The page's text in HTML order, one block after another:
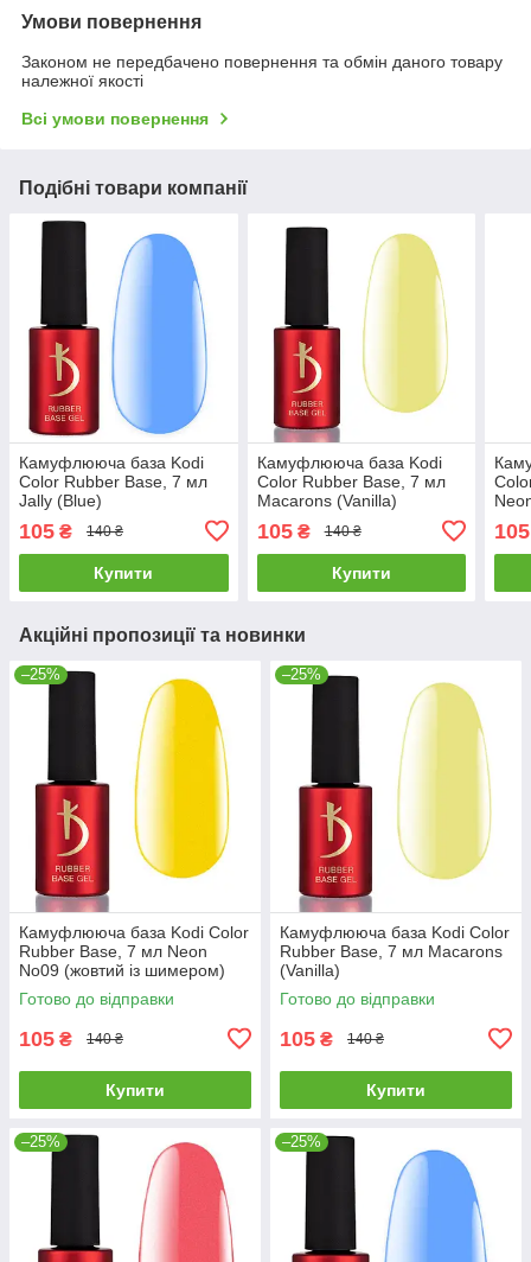
Умови повернення
Законом не передбачено повернення та обмін даного товару
належної якості
Всі умови повернення
Подібні товари компанії
Камуфлююча база Kodi
Color Rubber Base, 7 мл
Jally (Blue)
105 ₴ 140 ₴
Купити
Камуфлююча база Kodi
Color Rubber Base, 7 мл
Macarons (Vanilla)
105₴ 140 ₴
Купити
105
Акційні пропозиції та новинки
–25%
Камуфлююча база Kodi Color
Rubber Base, 7 мл Neon
No09 (жовтий із шимером)
Готово до відправки
105 ₴ 140 ₴
Купити
–25%
Камуфлююча база Kodi Color
Rubber Base, 7 мл Macarons
(Vanilla)
Готово до відправки
105 ₴ 140 ₴
Купити
–25% –25%